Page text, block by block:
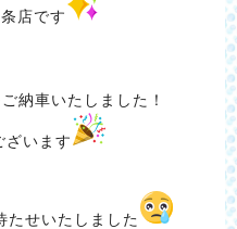
店です
納車いたしました！
ざいます
たせいたしました